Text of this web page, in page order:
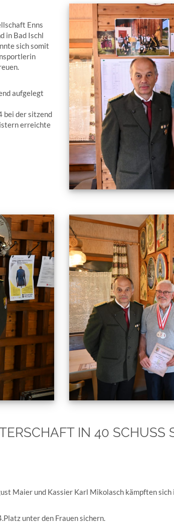
Enns
in Bad Ischl
sich somit
aufgelegt
bei der sitzend
erreichte
IN 40 SCHUSS
Maier und Kassier Karl Mikolasch kämpften
unter den Frauen sichern.